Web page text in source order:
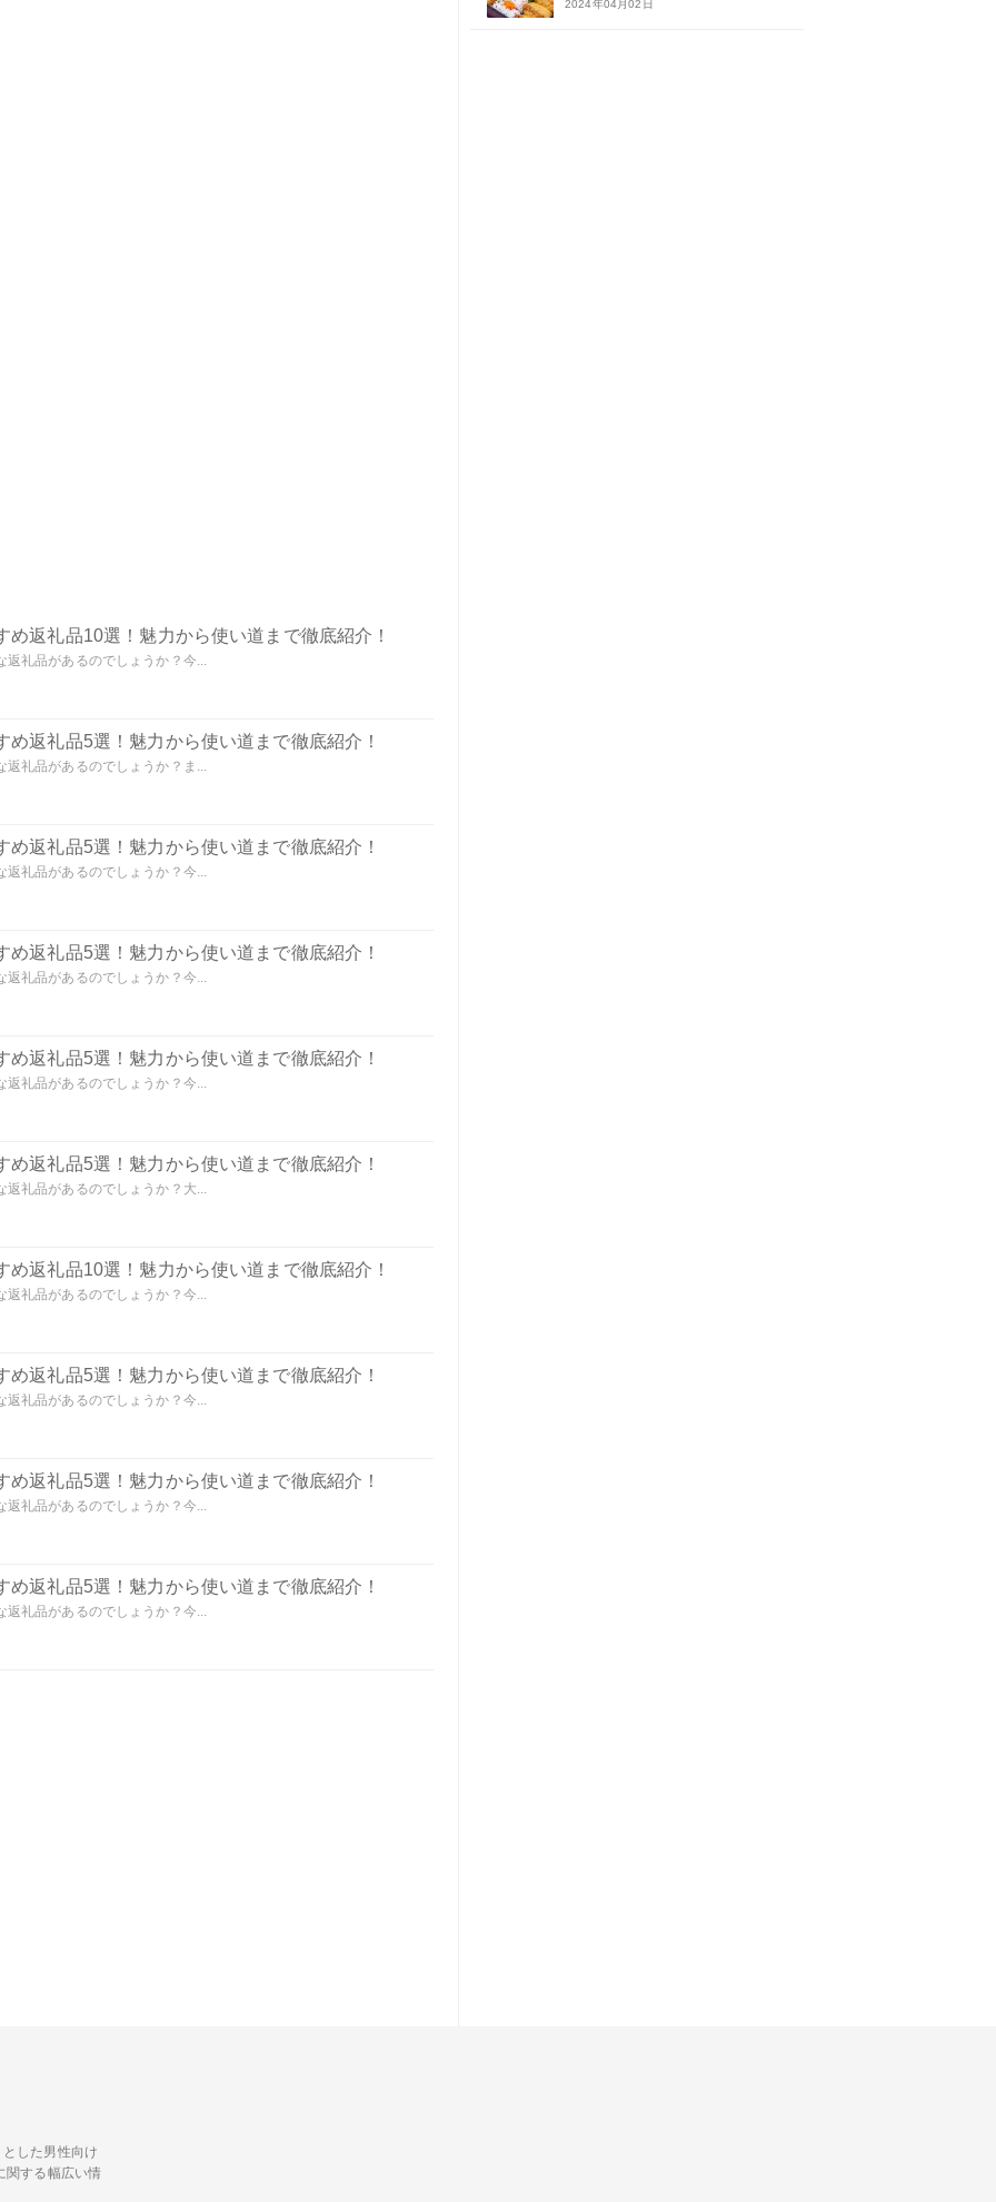
返礼品10選！魅力から使い道まで徹底紹介！
礼品があるのでしょうか？今...
返礼品5選！魅力から使い道まで徹底紹介！
礼品があるのでしょうか？ま...
返礼品5選！魅力から使い道まで徹底紹介！
礼品があるのでしょうか？今...
め返礼品5選！魅力から使い道まで徹底紹介！
返礼品があるのでしょうか？今...
返礼品5選！魅力から使い道まで徹底紹介！
礼品があるのでしょうか？今...
め返礼品5選！魅力から使い道まで徹底紹介！
返礼品があるのでしょうか？大...
返礼品10選！魅力から使い道まで徹底紹介！
礼品があるのでしょうか？今...
返礼品5選！魅力から使い道まで徹底紹介！
返礼品があるのでしょうか？今...
め返礼品5選！魅力から使い道まで徹底紹介！
返礼品があるのでしょうか？今...
返礼品5選！魅力から使い道まで徹底紹介！
礼品があるのでしょうか？今...
2024年04月02日
した男性向け
関する幅広い情